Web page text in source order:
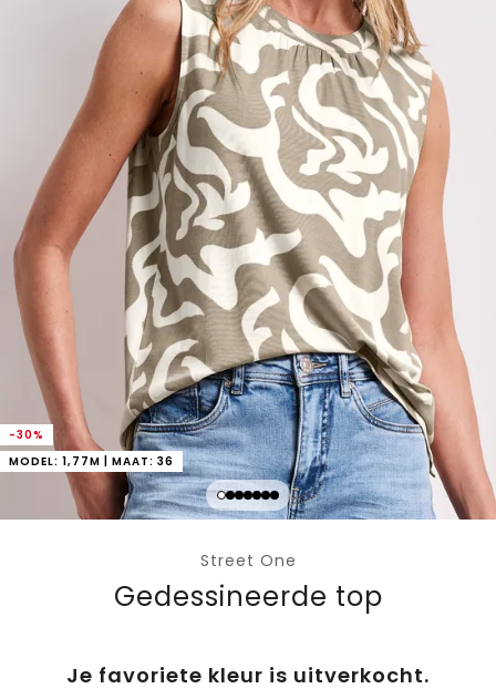
-30%
MODEL: 1,77M | MAAT: 36
Street One
Gedessineerde top
Je favoriete kleur is uitverkocht.